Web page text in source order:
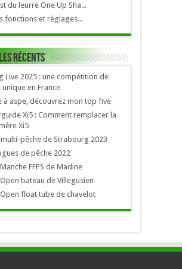
du leurre One Up Sha...
fonctions et réglages...
récents
Live 2025 : une compétition de
unique en France
à aspe, découvrez mon top five
Xi5 : Comment remplacer la
Xi5
pêche de Strabourg 2023
de pêche 2022
FFPS de Madine
bateau de Villegusien
float tube de chavelot